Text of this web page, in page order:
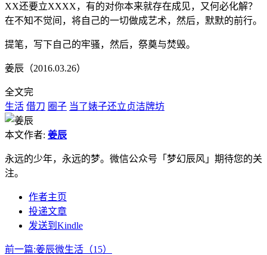
XX还要立XXXX，有的对你本来就存在成见，又何必化解？
在不知不觉间，将自己的一切做成艺术，然后，默默的前行。
提笔，写下自己的牢骚，然后，祭奠与焚毁。
姜辰（2016.03.26）
全文完
生活 借刀 圈子 当了婊子还立贞洁牌坊
本文作者: 姜辰
永远的少年，永远的梦。微信公众号「梦幻辰风」期待您的关
注。
作者主页
投递文章
发送到Kindle
前一篇:姜辰微生活（15）